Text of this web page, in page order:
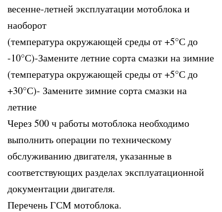
весенне-летней эксплуатации мотоблока и
наоборот
(температура окружающей среды от +5°С до
-10°С)-Замените летние сорта смазки на зимние
(температура окружающей среды от +5°С до
+30°С)- Замените зимние сорта смазки на
летние
Через 500 ч работы мотоблока необходимо
выполнить операции по техническому
обслуживанию двигателя, указанные в
соответствующих разделах эксплуатационной
документации двигателя.
Перечень ГСМ мотоблока.